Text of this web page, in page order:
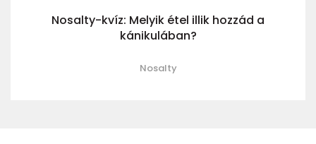
Nosalty-kvíz: Melyik étel illik hozzád a
kánikulában?
Nosalty